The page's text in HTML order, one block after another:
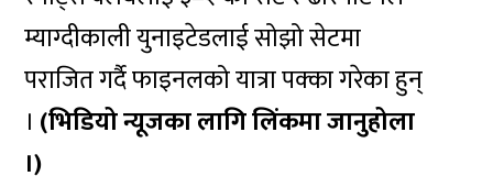
म्याग्दीकाली युनाइटेडलाई सोझो सेटमा
पराजित गर्दै फाइनलको यात्रा पक्का गरेका हुन्
। (भिडियो न्यूजका लागि लिंकमा जानुहोला
।)